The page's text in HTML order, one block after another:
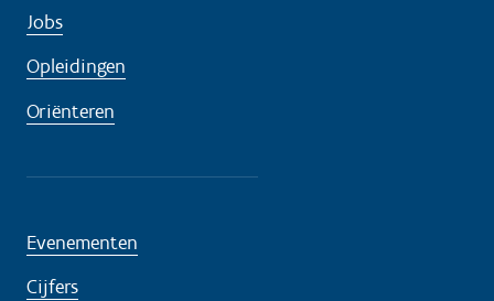
Jobs
Opleidingen
Oriënteren
Evenementen
Cijfers